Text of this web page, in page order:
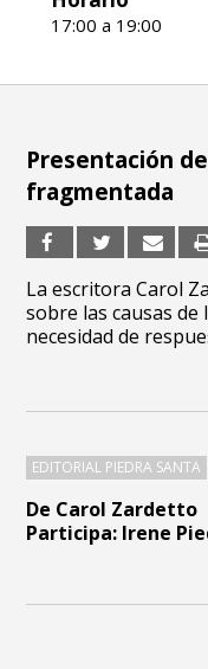
17:00 a 19:00
De Carol Zardetto
Participa: Irene
Presentación
fragmentada
La escritora Carol
sobre las causas
necesidad de
EDITORIAL PIEDRA SANTA